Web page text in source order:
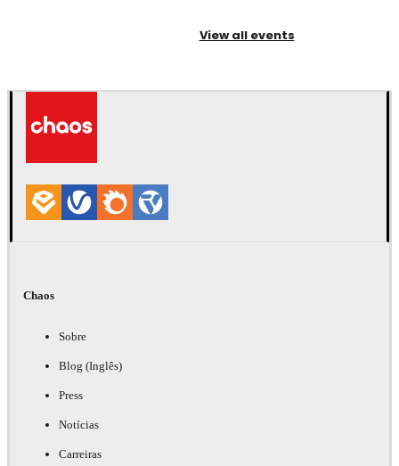
View all events
Chaos
Sobre
Blog (Inglês)
Press
Notícias
Carreiras